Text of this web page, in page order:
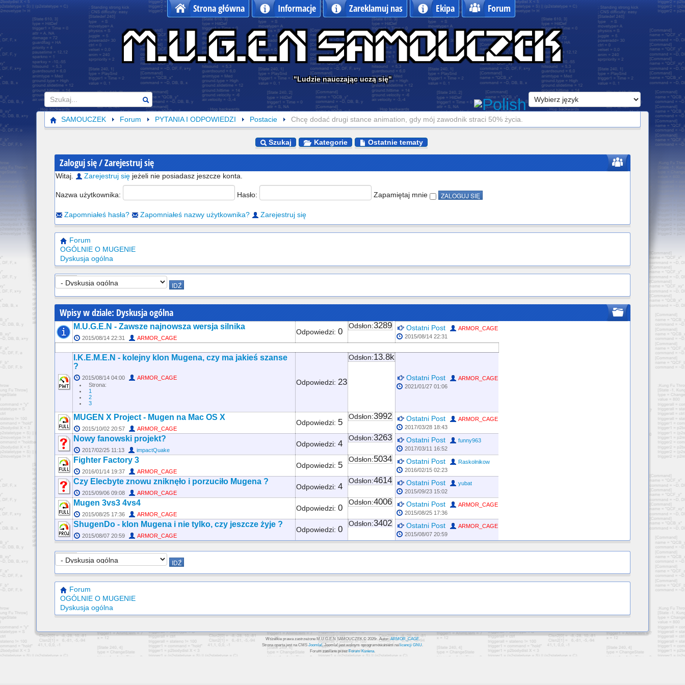
Strona główna Informacje Zareklamuj nas Ekipa Forum
"Ludzie nauczając uczą się"
Szukaj
SAMOUCZEK Forum PYTANIA I ODPOWIEDZI Postacie Chcę dodać drugi stance animation, gdy mój zawodnik straci 50% życia.
Szukaj Kategorie Ostatnie tematy
Zaloguj się / Zarejestruj się
Witaj. Zarejestruj się jeżeli nie posiadasz jeszcze konta.
Nazwa użytkownika: Hasło: Zapamiętaj mnie
Zapomniałeś hasła? Zapomniałeś nazwy użytkownika? Zarejestruj się
Forum
OGÓLNIE O MUGENIE
Dyskusja ogólna
Wpisy w dziale: Dyskusja ogólna
M.U.G.E.N - Zawsze najnowsza wersja silnika
2015/08/14 22:31 ARMOR_CAGE
Odpowiedzi: 0
Odsłon:3289 Ostatni Post
ARMOR_CAGE
2015/08/14 22:31
I.K.E.M.E.N - kolejny klon Mugena, czy ma jakieś szanse
?
2015/08/14 04:00
ARMOR_CAGE
Strona:
1
2
3
Odpowiedzi: 23
Odsłon:13.8k
Ostatni Post
ARMOR_CAGE
2021/01/27 01:06
MUGEN X Project - Mugen na Mac OS X
2015/10/02 20:57 ARMOR_CAGE
Odpowiedzi: 5
Odsłon:3992 Ostatni Post
ARMOR_CAGE
2017/03/28 18:43
Nowy fanowski projekt?
2017/02/25 11:13 impactQuake
Odpowiedzi: 4
Odsłon:3263 Ostatni Post
funny963
2017/03/11 16:52
Fighter Factory 3
2016/01/14 19:37 ARMOR_CAGE
Odpowiedzi: 5
Odsłon:5034 Ostatni Post
Raskolnikow
2016/02/15 02:23
Czy Elecbyte znowu zniknęło i porzuciło Mugena ?
2015/09/06 09:08 ARMOR_CAGE
Odpowiedzi: 4
Odsłon:4614 Ostatni Post
yubat
2015/09/23 15:02
Mugen 3vs3 4vs4
2015/08/25 17:36 ARMOR_CAGE
Odpowiedzi: 0
Odsłon:4006 Ostatni Post
ARMOR_CAGE
2015/08/25 17:36
ShugenDo - klon Mugena i nie tylko, czy jeszcze żyje ?
2015/08/07 20:59 ARMOR_CAGE
Odpowiedzi: 0
Odsłon:3402 Ostatni Post
ARMOR_CAGE
2015/08/07 20:59
Forum
OGÓLNIE O MUGENIE
Dyskusja ogólna
Wszelkie prawa zastrzeżone M.U.G.E.N SAMOUCZEK © 2026r. Autor: ARMOR_CAGE.
Strona oparta jest na CMS Joomla!, Joomla! jest wolnym oprogramowaniem na licencji GNU.
Forum zasilane przezForum Kunena.